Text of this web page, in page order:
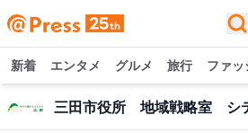
新着 エンタメ グルメ 旅行 ファッ